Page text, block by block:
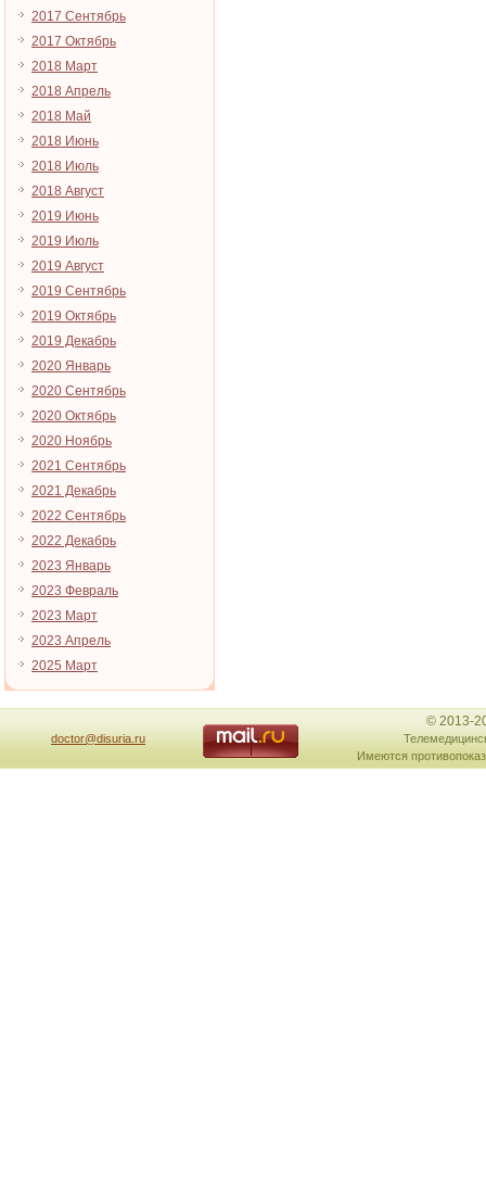
2017 Сентябрь
2017 Октябрь
2018 Март
2018 Апрель
2018 Май
2018 Июнь
2018 Июль
2018 Август
2019 Июнь
2019 Июль
2019 Август
2019 Сентябрь
2019 Октябрь
2019 Декабрь
2020 Январь
2020 Сентябрь
2020 Октябрь
2020 Ноябрь
2021 Сентябрь
2021 Декабрь
2022 Сентябрь
2022 Декабрь
2023 Январь
2023 Февраль
2023 Март
2023 Апрель
2025 Март
doctor@disuria.ru
© 2013-
Имеются